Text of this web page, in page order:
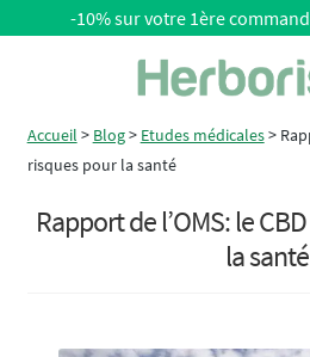
navigation
-10% sur votre 1ère
Accueil > Blog> Etudes médicales>
risques pour la santé
Rapport de l’OMS: le
la santé